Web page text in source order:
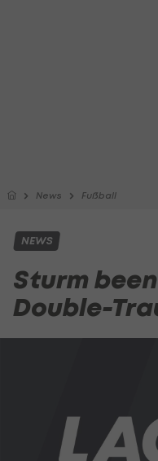
News Fußball
NEWS
Sturm
Double-